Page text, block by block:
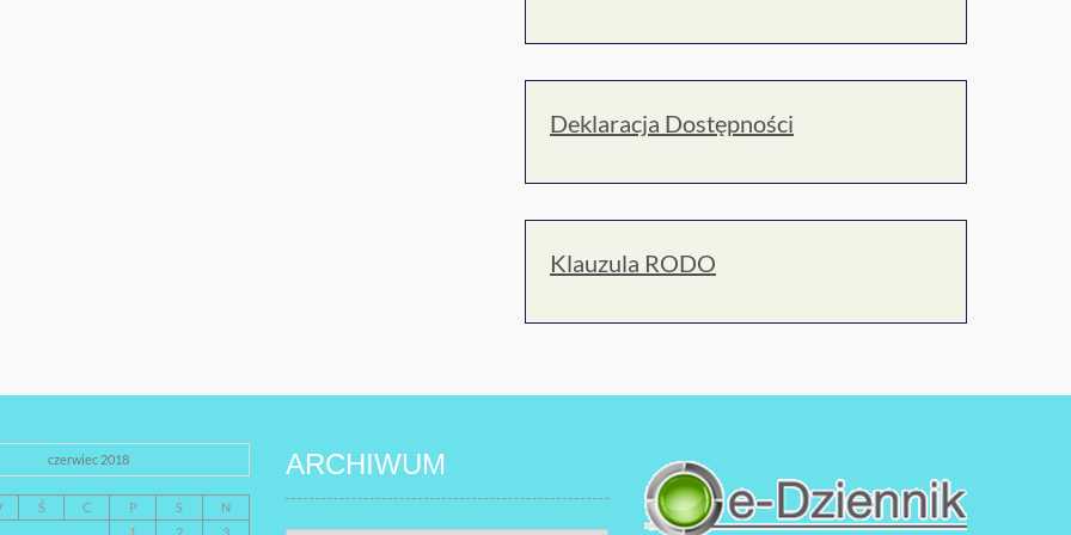
Deklaracja Dostępności
Klauzula RODO
czerwiec 2018
Ś C P S
N
ARCHIWUM